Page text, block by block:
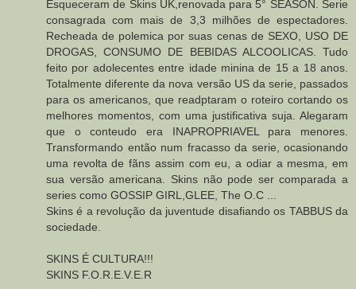
Esqueceram de Skins UK,renovada para 5° SEASON. Serie
consagrada com mais de 3,3 milhões de espectadores.
Recheada de polemica por suas cenas de SEXO, USO DE
DROGAS, CONSUMO DE BEBIDAS ALCOOLICAS. Tudo
feito por adolecentes entre idade minina de 15 a 18 anos.
Totalmente diferente da nova versão US da serie, passados
para os americanos, que readptaram o roteiro cortando os
melhores momentos, com uma justificativa suja. Alegaram
que o conteudo era INAPROPRIAVEL para menores.
Transformando então num fracasso da serie, ocasionando
uma revolta de fãns assim com eu, a odiar a mesma, em
sua versão americana. Skins não pode ser comparada a
series como GOSSIP GIRL,GLEE, The O.C ...
Skins é a revolução da juventude disafiando os TABBUS da
sociedade.
SKINS É CULTURA!!!
SKINS F.O.R.E.V.E.R